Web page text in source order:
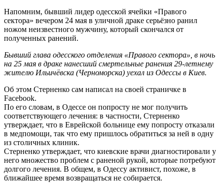
Напомним, бывший лидер одесской ячейки «Правого
сектора» вечером 24 мая в уличной драке серьёзно ранил
ножом неизвестного мужчину, который скончался от
полученных ранений.
Бывший глава одесского отделения «Правого сектора», в ночь
на 25 мая в драке нанесший смертельные ранения 29-летнему
жителю Ильичёвска (Черноморска) уехал из Одессы в Киев.
Об этом Стерненко сам написал на своей страничке в
Facebook.
По его словам, в Одессе он попросту не мог получить
соответствующего лечения: в частности, Стерненко
утверждает, что в Еврейской больнице ему попросту отказали
в медпомощи, так что ему пришлось обратиться за ней в одну
из столичных клиник.
Стерненко утверждает, что киевские врачи диагностировали у
него множество проблем с раненой рукой, которые потребуют
долгого лечения. В общем, в Одессу активист, похоже, в
ближайшее время возвращаться не собирается.